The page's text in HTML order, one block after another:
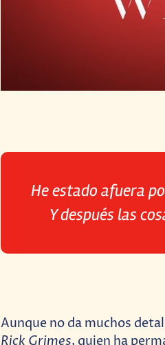
He estado afuera
Y después las
Aunque no da muchos
Rick Grimes